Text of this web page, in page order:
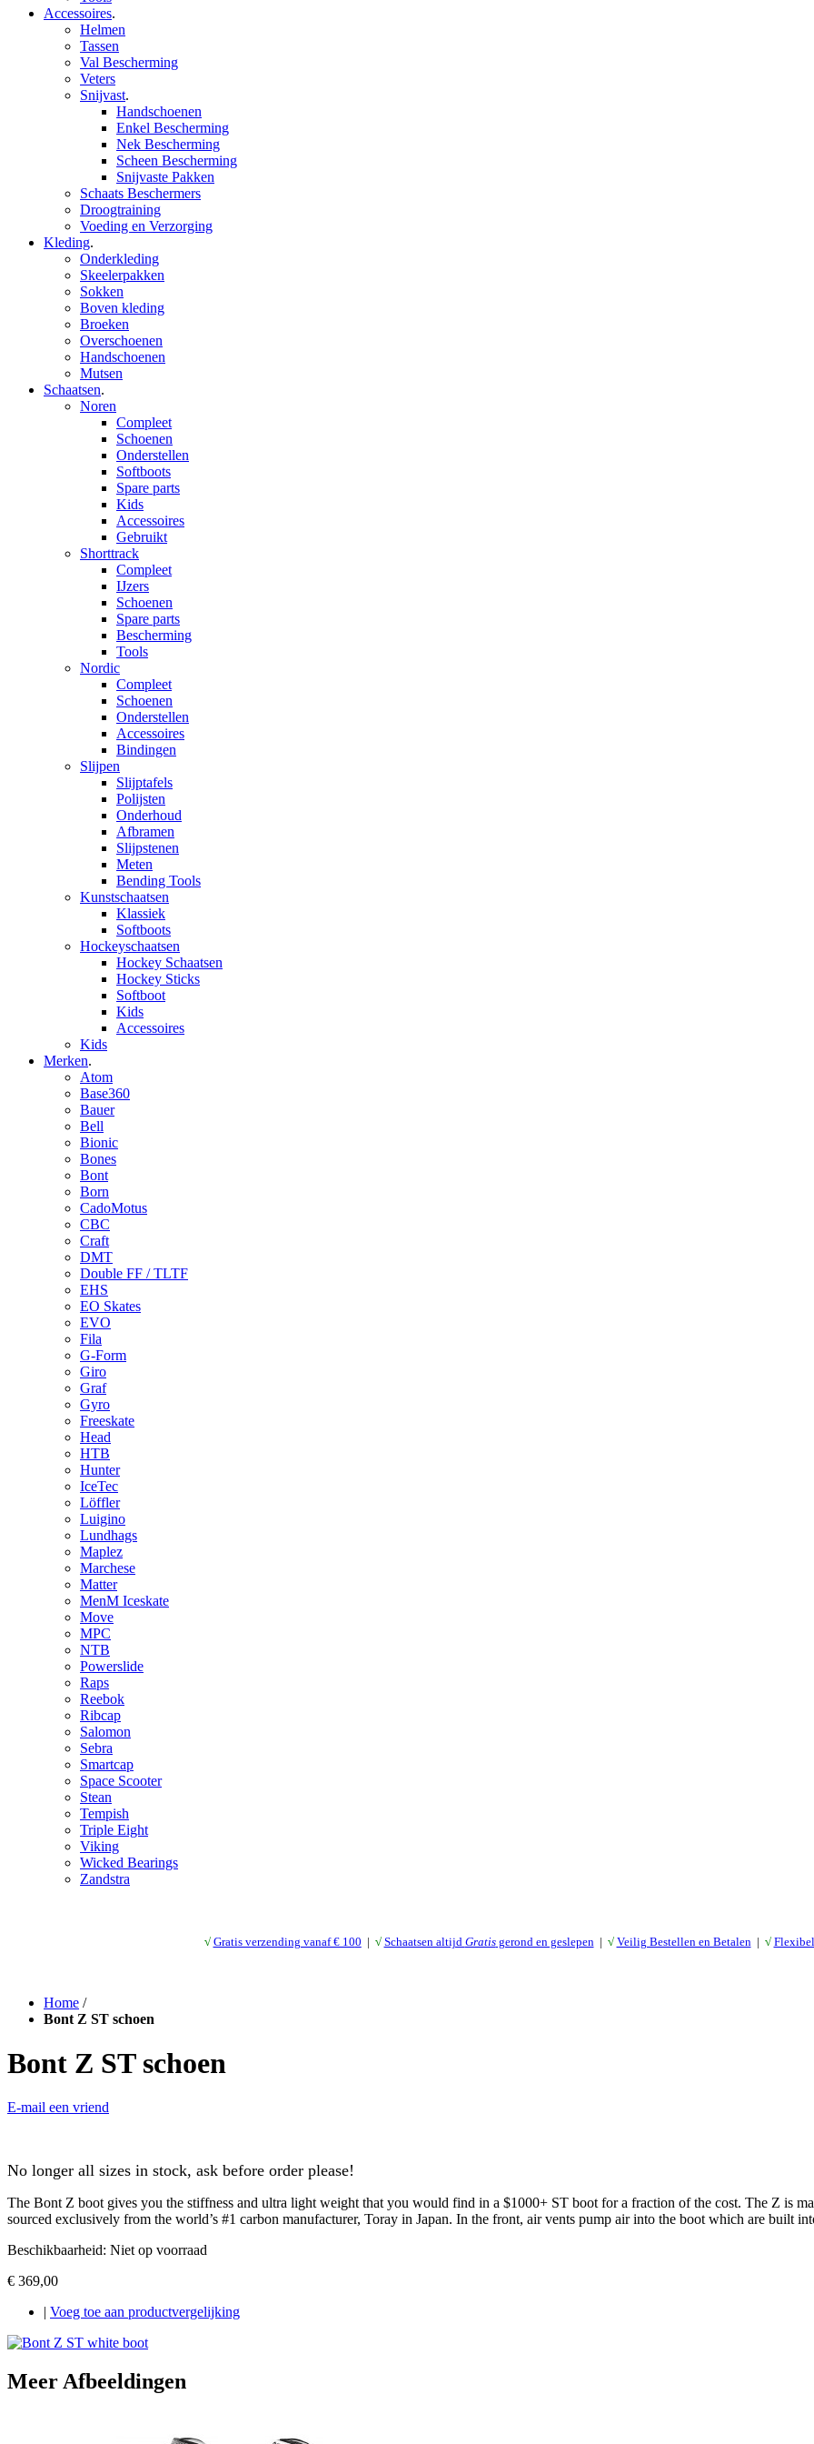
Accessoires.
Helmen
Tassen
Val Bescherming
Veters
Snijvast.
Handschoenen
Enkel Bescherming
Nek Bescherming
Scheen Bescherming
Snijvaste Pakken
Schaats Beschermers
Droogtraining
Voeding en Verzorging
Kleding.
Onderkleding
Skeelerpakken
Sokken
Boven kleding
Broeken
Overschoenen
Handschoenen
Mutsen
Schaatsen.
Noren
Compleet
Schoenen
Onderstellen
Softboots
Spare parts
Kids
Accessoires
Gebruikt
Shorttrack
Compleet
IJzers
Schoenen
Spare parts
Bescherming
Tools
Nordic
Compleet
Schoenen
Onderstellen
Accessoires
Bindingen
Slijpen
Slijptafels
Polijsten
Onderhoud
Afbramen
Slijpstenen
Meten
Bending Tools
Kunstschaatsen
Klassiek
Softboots
Hockeyschaatsen
Hockey Schaatsen
Hockey Sticks
Softboot
Kids
Accessoires
Kids
Merken.
Atom
Base360
Bauer
Bell
Bionic
Bones
Bont
Born
CadoMotus
CBC
Craft
DMT
Double FF / TLTF
EHS
EO Skates
EVO
Fila
G-Form
Giro
Graf
Gyro
Freeskate
Head
HTB
Hunter
IceTec
Löffler
Luigino
Lundhags
Maplez
Marchese
Matter
MenM Iceskate
Move
MPC
NTB
Powerslide
Raps
Reebok
Ribcap
Salomon
Sebra
Smartcap
Space Scooter
Stean
Tempish
Triple Eight
Viking
Wicked Bearings
Zandstra
√ Gratis verzending vanaf € 100 | √ Schaatsen altijd Gratisgerond en geslepen | √ Veilig Bestellen en Betalen | √
Home /
Bont Z ST schoen
Bont Z ST schoen
E-mail een vriend
No longer all sizes in stock, ask before order please!
The Bont Z boot gives you the stiffness and ultra light weight that you would find in a $1000+ ST boot for a fraction of the cost. The Z is
sourced exclusively from the world’s #1 carbon manufacturer, Toray in Japan. In the front, air vents pump air into the boot which are built
Beschikbaarheid: Niet op voorraad
€ 369,00
Voeg toe aan productvergelijking
Meer Afbeeldingen